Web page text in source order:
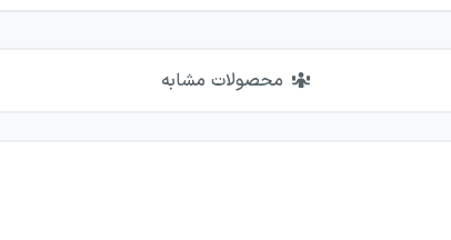
محصولات مشابه